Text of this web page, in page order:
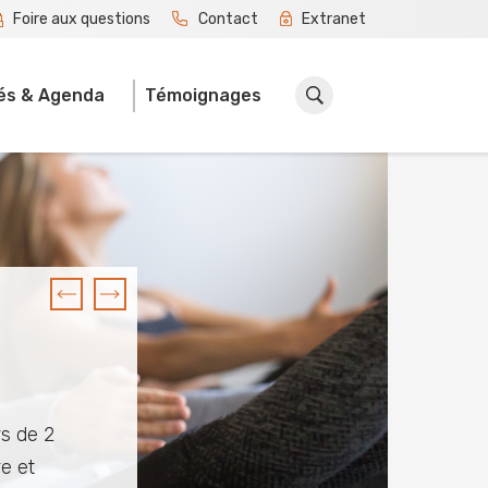
Foire aux questions Contact Extranet
& Agenda Témoignages
et de
de 2
et
Previous
Next